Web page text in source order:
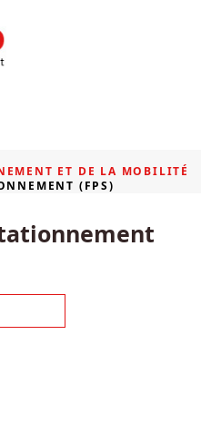
ET DE LA MOBILITÉ
(FPS)